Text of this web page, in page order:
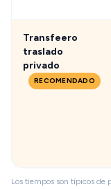
Transfeero
traslado
privado
RECOMENDADO
Los tiempos son típicos de